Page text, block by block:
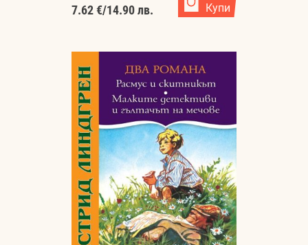
7.62 €/14.90 лв. Купи